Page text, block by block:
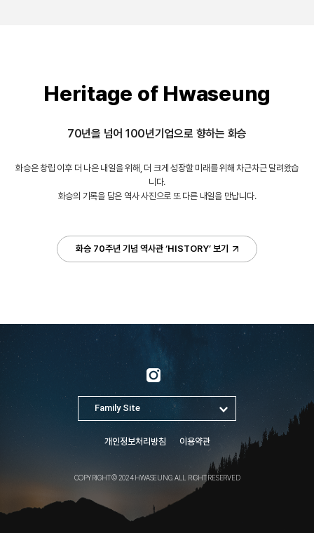
Heritage of Hwaseung
70년을 넘어 100년기업으로 향하는 화승
화승은 창립 이후 더 나은 내일을 위해, 더 크게 성장할 미래를 위해 차근차근 달려왔습
니다.
화승의 기록을 담은 역사 사진으로 또 다른 내일을 만납니다.
화승 70주년 기념 역사관 ‘HISTORY’ 보기
개인정보처리방침 이용약관
COPYRIGHT © 2024 HWASEUNG. ALL RIGHT RESERVED